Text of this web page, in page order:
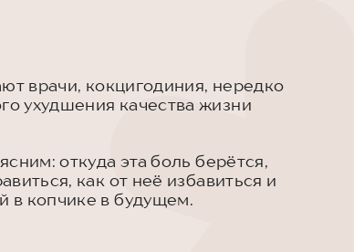
врачи, кокцигодиния, нередко
ухудшения качества жизни
откуда эта боль берётся,
как от неё избавиться и
в копчике в будущем.